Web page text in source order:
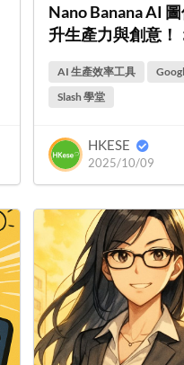
Nano Banana AI
升生產力與創意！
AI 生產效率工具
Slash 學堂
HKESE
2025/10/09